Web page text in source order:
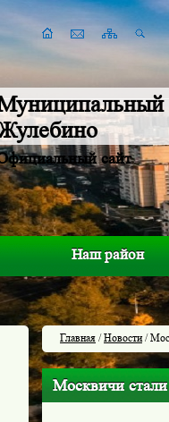
сайт
Наш район
Главная /Новости/
Москвичи стали